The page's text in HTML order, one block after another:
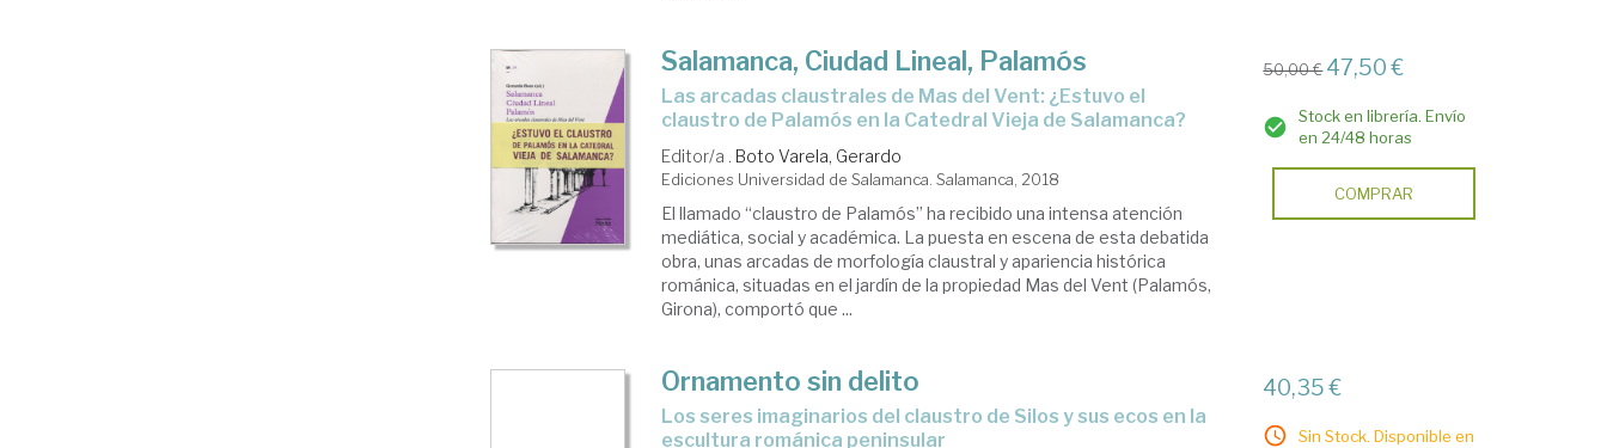
Salamanca, Ciudad Lineal, Palamós
las arcadas claustrales de Mas del Vent: ¿Estuvo el
claustro de Palamós en la Catedral Vieja de Salamanca?
Editor/a . Boto Varela, Gerardo
Ediciones Universidad de Salamanca. Salamanca, 2018
El llamado “claustro de Palamós” ha recibido una intensa atención
mediática, social y académica. La puesta en escena de esta debatida
obra, unas arcadas de morfología claustral y apariencia histórica
románica, situadas en el jardín de la propiedad Mas del Vent (Palamós,
Girona), comportó que ...
50,00 € 47,50 €
Stock en librería. Envío
en 24/48 horas
COMPRAR
Ornamento sin delito
los seres imaginarios del claustro de Silos y sus ecos en la
escultura románica peninsular
40,35 €
Sin Stock. Disponible en